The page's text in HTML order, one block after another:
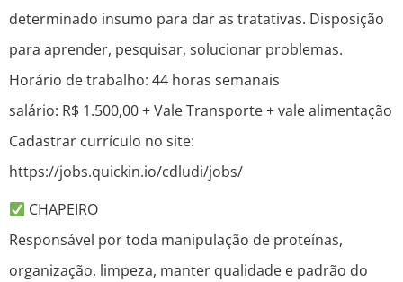
determinado insumo para dar as tratativas. Disposição
para aprender, pesquisar, solucionar problemas.
Horário de trabalho: 44 horas semanais
salário: R$ 1.500,00 + Vale Transporte + vale alimentação
Cadastrar currículo no site:
https://jobs.quickin.io/cdludi/jobs/
CHAPEIRO
Responsável por toda manipulação de proteínas,
organização, limpeza, manter qualidade e padrão do